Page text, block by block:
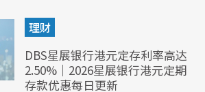
理财
DBS星展银行港元定存利率高达
2.50%｜2026星展银行港元定期
存款优惠每日更新